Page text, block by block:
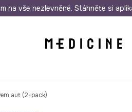
1 200 Kč Odeslání i do
na vše nezlevněné. Stáhněte si
aut (2-pack)